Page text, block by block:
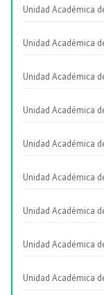
Unidad Académica
Unidad Académica
Unidad Académica
Unidad Académica
Unidad Académica
Unidad Académica
Unidad Académica
Unidad Académica
Unidad Académica